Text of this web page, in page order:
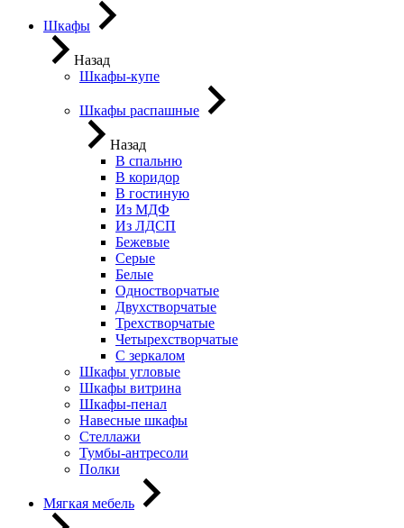
Шкафы
Назад
Шкафы-купе
Шкафы распашные
Назад
В спальню
В коридор
В гостиную
Из МДФ
Из ЛДСП
Бежевые
Серые
Белые
Одностворчатые
Двухстворчатые
Трехстворчатые
Четырехстворчатые
С зеркалом
Шкафы угловые
Шкафы витрина
Шкафы-пенал
Навесные шкафы
Стеллажи
Тумбы-антресоли
Полки
Мягкая мебель